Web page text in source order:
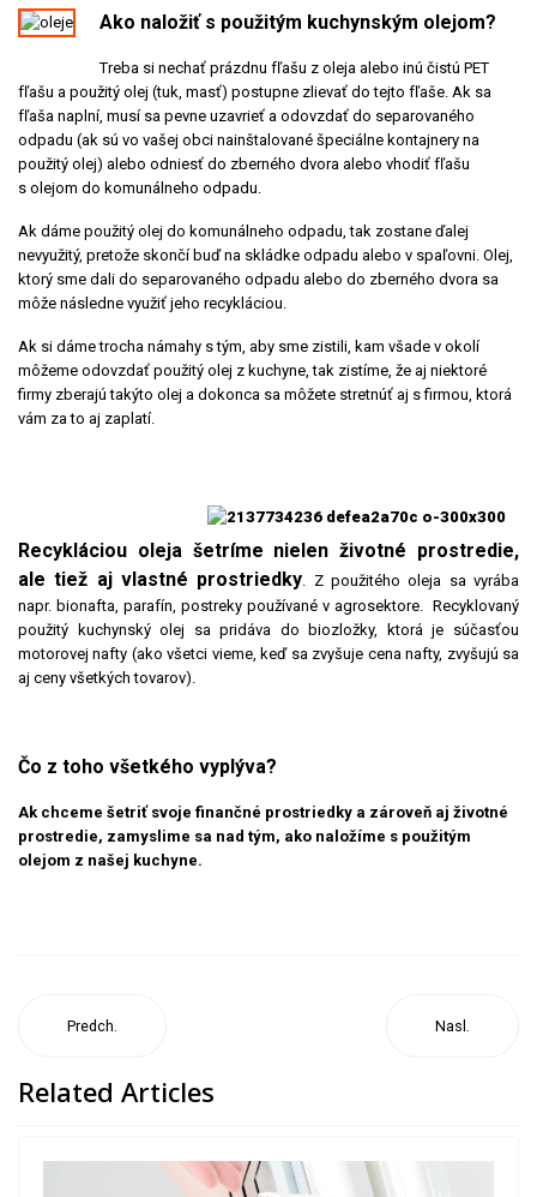
Ako naložiť s použitým kuchynským olejom?
Treba si nechať prázdnu fľašu z oleja alebo inú čistú PET
fľašu a použitý olej (tuk, masť) postupne zlievať do tejto fľaše. Ak sa
fľaša naplní, musí sa pevne uzavrieť a odovzdať do separovaného
odpadu (ak sú vo vašej obci nainštalované špeciálne kontajnery na
použitý olej) alebo odniesť do zberného dvora alebo vhodiť fľašu
s olejom do komunálneho odpadu.
Ak dáme použitý olej do komunálneho odpadu, tak zostane ďalej
nevyužitý, pretože skončí buď na skládke odpadu alebo v spaľovni. Olej,
ktorý sme dali do separovaného odpadu alebo do zberného dvora sa
môže následne využiť jeho recykláciou.
Ak si dáme trocha námahy s tým, aby sme zistili, kam všade v okolí
môžeme odovzdať použitý olej z kuchyne, tak zistíme, že aj niektoré
firmy zberajú takýto olej a dokonca sa môžete stretnúť aj s firmou, ktorá
vám za to aj zaplatí.
Recykláciou oleja šetríme nielen životné prostredie,
ale tiež aj vlastné prostriedky. Z použitého oleja sa vyrába
napr. bionafta, parafín, postreky používané v agrosektore. Recyklovaný
použitý kuchynský olej sa pridáva do biozložky, ktorá je súčasťou
motorovej nafty (ako všetci vieme, keď sa zvyšuje cena nafty, zvyšujú sa
aj ceny všetkých tovarov).
Čo z toho všetkého vyplýva?
Ak chceme šetriť svoje finančné prostriedky a zároveň aj životné
prostredie, zamyslime sa nad tým, ako na ložíme s použitým
olejom z našej kuchyne.
Predch. Nasl.
Related Articles